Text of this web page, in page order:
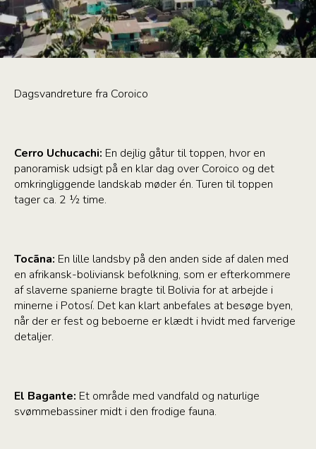
Dagsvandreture fra Coroico
Cerro Uchucachi: En dejlig gåtur til toppen, hvor en
panoramisk udsigt på en klar dag over Coroico og det
omkringliggende landskab møder én. Turen til toppen
tager ca. 2 ½ time.
Tocãna: En lille landsby på den anden side af dalen med
en afrikansk-boliviansk befolkning, som er efterkommere
af slaverne spanierne bragte til Bolivia for at arbejde i
minerne i Potosí. Det kan klart anbefales at besøge byen,
når der er fest og beboerne er klædt i hvidt med farverige
detaljer.
El Bagante: Et område med vandfald og naturlige
svømmebassiner midt i den frodige fauna.